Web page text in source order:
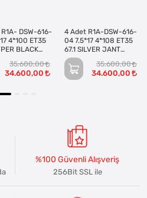
DSW-616-
4*100 ET35
35.600,00
34.600,00
4 Adet R1A-DSW-616-
04 7.5*17 4*108 ET35
67.1 SILVER JANT
(Takım)
35.600,00
34.600,00
%100 Güvenli Alışveriş
256Bit SSL ile